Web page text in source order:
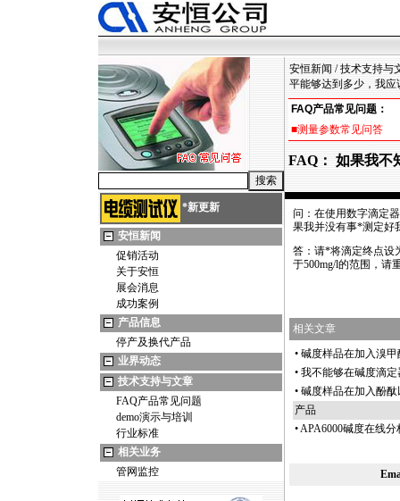
*新更新
安恒新闻
促销活动
关于安恒
展会消息
成功案例
产品信息
停产及换代产品
业界动态
技术支持与文章
FAQ产品常见问题
demo演示与培训
行业标准
相关业务
管网监控
安恒新闻 /技术支持与
平能够达到多少，我应
FAQ产品常见问题：
■测量参数常见问答
FAQ： 如果我不
问：在使用数字滴定
果我并没有事*测定好
答：请*将滴定终点设
于500mg/l的范围，请
相关文章
• 碱度样品在加入溴
• 我不能够在碱度滴
• 碱度样品在加入酚
产品
•APA6000碱度在线分